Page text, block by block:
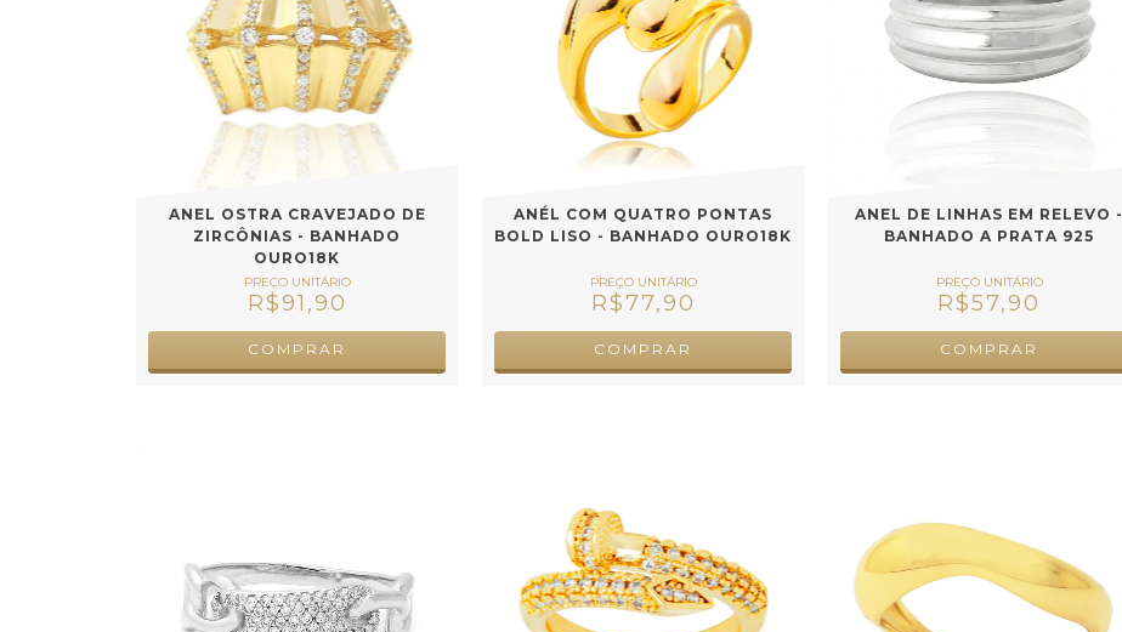
ANEL OSTRA CRAVEJADO DE
ZIRCÔNIAS - BANHADO
OURO18K
R$91,90
COMPRAR
ANÉL COM QUATRO PONTAS
BOLD LISO - BANHADO OURO18K
R$77,90
COMPRAR
ANEL DE LINHAS EM RELEVO -
BANHADO A PRATA 925
R$57,90
COMPRAR